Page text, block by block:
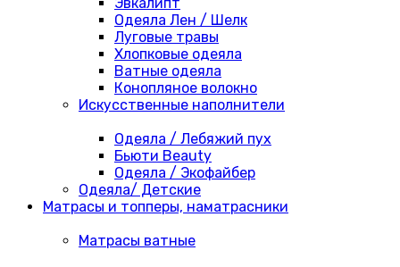
Одеяла Лен / Шелк
Луговые травы
Хлопковые одеяла
Ватные одеяла
Конопляное волокно
Искусственные наполнители
Одеяла / Лебяжий пух
Бьюти Beauty
Одеяла / Экофайбер
Одеяла/ Детские
Матрасы и топперы, наматрасники
Матрасы ватные